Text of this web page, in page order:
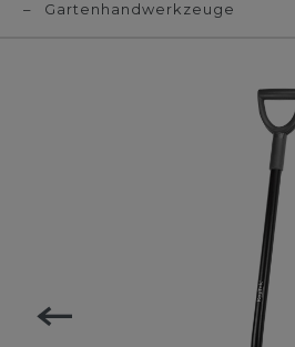
Gartenhandwerkzeuge